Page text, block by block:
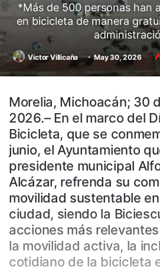
*Más de 500 personas han
en bicicleta de manera
Victor Villicaña May 30, 2026
Morelia, Michoacán; 30
2026.– En el marco del
Bicicleta, que se
junio, el Ayuntamiento
presidente municipal
Alcázar, refrenda su
movilidad sustentable
ciudad, siendo la
acciones más
la movilidad activa, la
cotidiano de la bicicleta